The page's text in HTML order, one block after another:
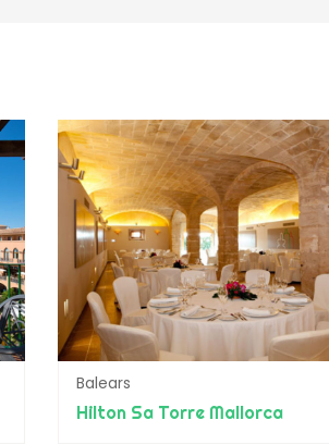
Balears
Hilton Sa Torre Mallorca